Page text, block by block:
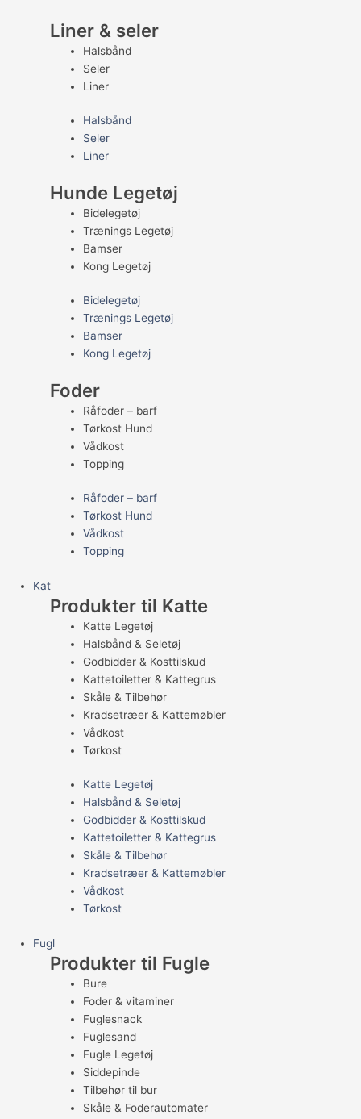
Liner & seler
Halsbånd
Seler
Liner
Halsbånd
Seler
Liner
Hunde Legetøj
Bidelegetøj
Trænings Legetøj
Bamser
Kong Legetøj
Bidelegetøj
Trænings Legetøj
Bamser
Kong Legetøj
Foder
Råfoder – barf
Tørkost Hund
Vådkost
Topping
Råfoder – barf
Tørkost Hund
Vådkost
Topping
Kat
Produkter til Katte
Katte Legetøj
Halsbånd & Seletøj
Godbidder & Kosttilskud
Kattetoiletter & Kattegrus
Skåle & Tilbehør
Kradsetræer & Kattemøbler
Vådkost
Tørkost
Katte Legetøj
Halsbånd & Seletøj
Godbidder & Kosttilskud
Kattetoiletter & Kattegrus
Skåle & Tilbehør
Kradsetræer & Kattemøbler
Vådkost
Tørkost
Fugl
Produkter til Fugle
Bure
Foder & vitaminer
Fuglesnack
Fuglesand
Fugle Legetøj
Siddepinde
Tilbehør til bur
Skåle & Foderautomater